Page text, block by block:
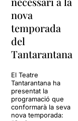
nova
temporada
del
Tantarantana
El Teatre
Tantarantana ha
presentat la
programació que
conformarà la seva
nova temporada: